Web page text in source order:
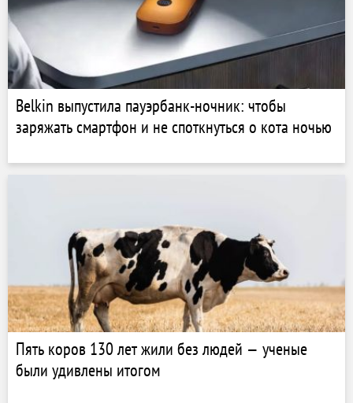
Belkin выпустила пауэрбанк-ночник: чтобы
заряжать смартфон и не споткнуться о кота ночью
Пять коров 130 лет жили без людей — ученые
были удивлены итогом